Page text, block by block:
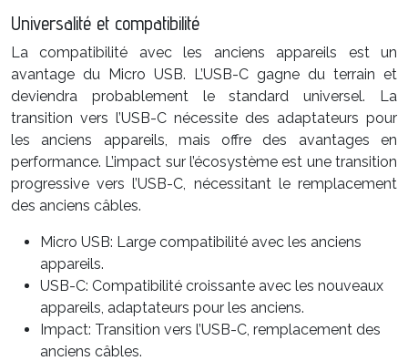
Universalité et compatibilité
La compatibilité avec les anciens appareils est un
avantage du Micro USB. L’USB-C gagne du terrain et
deviendra probablement le standard universel. La
transition vers l’USB-C nécessite des adaptateurs pour
les anciens appareils, mais offre des avantages en
performance. L’impact sur l’écosystème est une transition
progressive vers l’USB-C, nécessitant le remplacement
des anciens câbles.
Micro USB: Large compatibilité avec les anciens
appareils.
USB-C: Compatibilité croissante avec les nouveaux
appareils, adaptateurs pour les anciens.
Impact: Transition vers l’USB-C, remplacement des
anciens câbles.